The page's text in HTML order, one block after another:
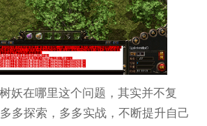
妖在哪里这个问题，其实并不复
多探索，多多实战，不断提升自己